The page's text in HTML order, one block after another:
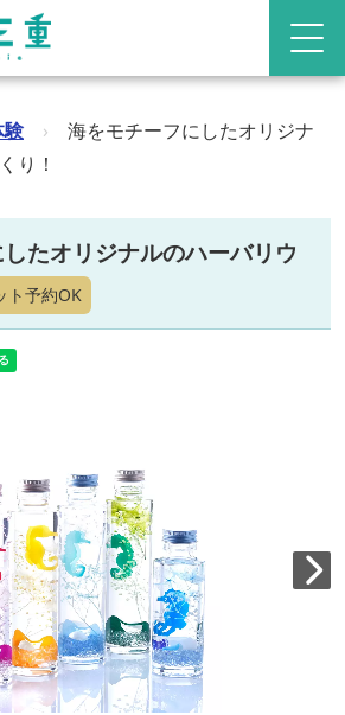
験 ›
海をモチーフにしたオリジナ
り！
たオリジナルのハーバリウ
ト予約OK